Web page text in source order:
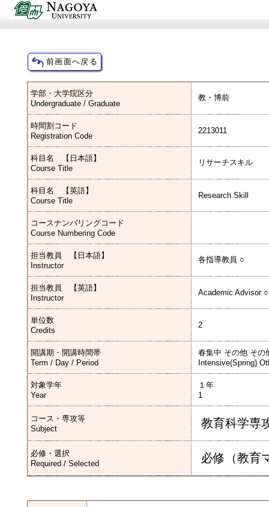
学部・大学院区分
Undergraduate / Graduate
教・博前
時間割コード
Registration Code
2213011
科目名 【日本語】
Course Title
リサーチスキル
科目名 【英語】
Course Title
Research Skill
コースナンバリングコード
Course Numbering Code
担当教員 【日本語】
Instructor
各指導教員 ○
担当教員 【英語】
Instructor
Academic Advisor ○
単位数
Credits
2
開講期・開講時間帯
Term / Day / Period
春集中 その他 その
Intensive(Spring)
対象学年
Year
１年
1
コース・専攻等
Subject
教育科学専
必修・選択
Required / Selected
必修（教育